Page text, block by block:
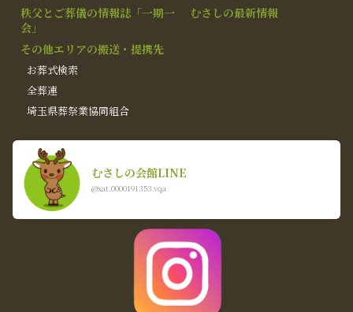
秩父とご葬儀の情報誌「一期一
会」
むさしの最新情報
その他エリアの搬送・提携先
お葬式検索
全葬連
埼玉県葬祭業協同組合
むさしの会館LINE
@xat.0000191353.vqa